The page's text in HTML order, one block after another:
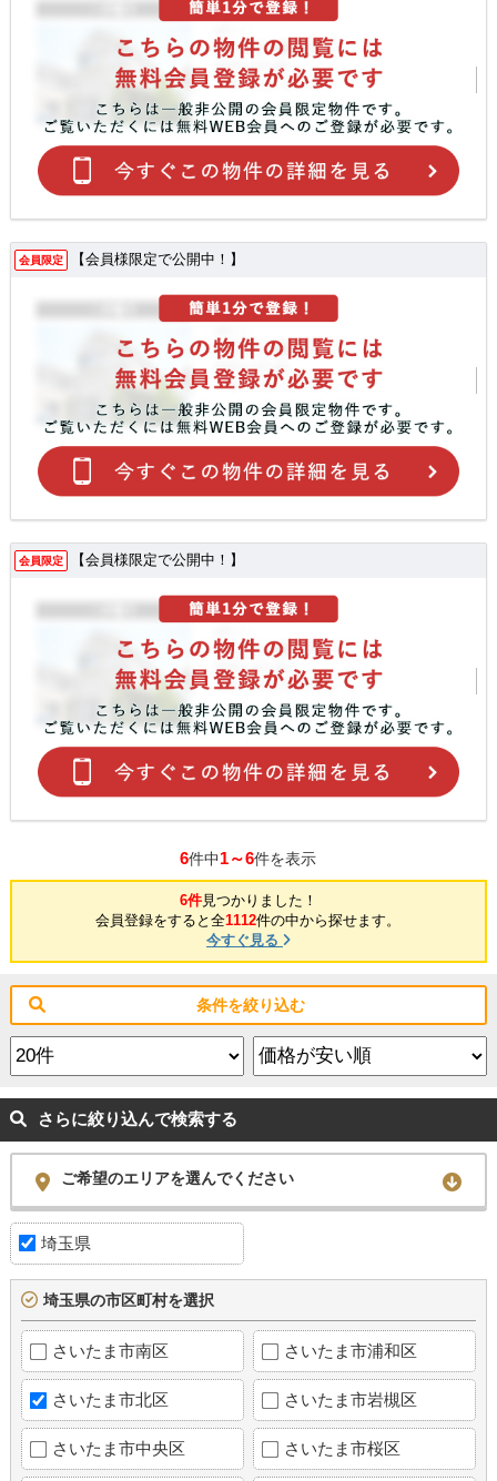
会員限定 【会員様限定で公開中！】
会員限定 【会員様限定で公開中！】
6件中1～6件を表示
6件見つかりました！
会員登録をすると全1112件の中から探せます。
今すぐ見る
条件を絞り込む
さらに絞り込んで検索する
ご希望のエリアを選んでください
埼玉県
埼玉県の市区町村を選択
さいたま市南区 さいたま市浦和区
さいたま市北区 さいたま市岩槻区
さいたま市中央区 さいたま市桜区